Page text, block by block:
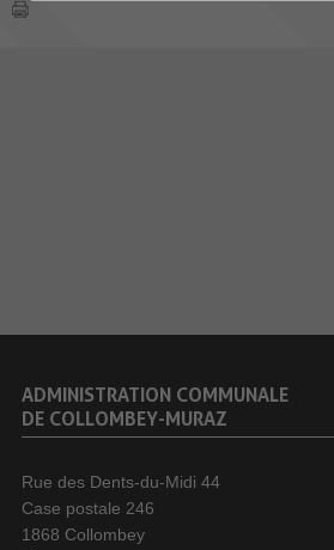
ADMINISTRATION COMMUNALE
DE COLLOMBEY-MURAZ
Rue des Dents-du-Midi 44
Case postale 246
1868 Collombey